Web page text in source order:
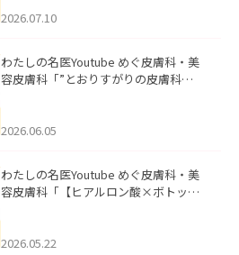
た。
2026.07.10
わたしの名医Youtube めぐ皮膚科・美
容皮膚科「”とおりすがりの皮膚科
2026.06.05
わたしの名医Youtube めぐ皮膚科・美
容皮膚科「【ヒアルロン酸×ボトック
た。
2026.05.22